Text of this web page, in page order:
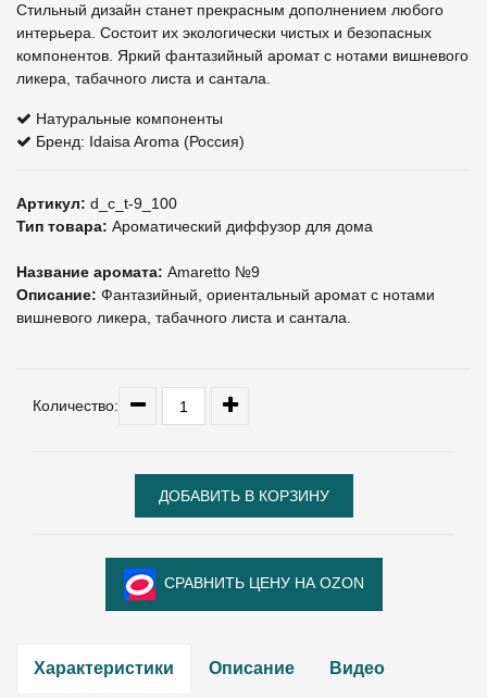
Стильный дизайн станет прекрасным дополнением любого
интерьера. Состоит их экологически чистых и безопасных
компонентов. Яркий фантазийный аромат с нотами вишневого
ликера, табачного листа и сантала.
Натуральные компоненты
Бренд: Idaisa Aroma (Россия)
Артикул: d_c_t-9_100
Тип товара: Ароматический диффузор для дома
Название аромата: Amaretto №9
Описание: Фантазийный, ориентальный аромат с нотами
вишневого ликера, табачного листа и сантала.
Количество:
СРАВНИТЬ ЦЕНУ НА OZON
Характеристики Описание Видео